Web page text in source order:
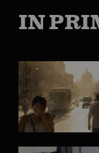
IN